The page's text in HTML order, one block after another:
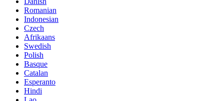
Romanian
Indonesian
Czech
Afrikaans
Swedish
Polish
Basque
Catalan
Esperanto
Hindi